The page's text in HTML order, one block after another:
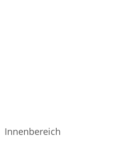
Innenbereich